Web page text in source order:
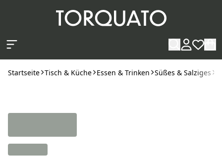
Startseite Tisch & Küche Essen & Trinken Süßes & Salziges